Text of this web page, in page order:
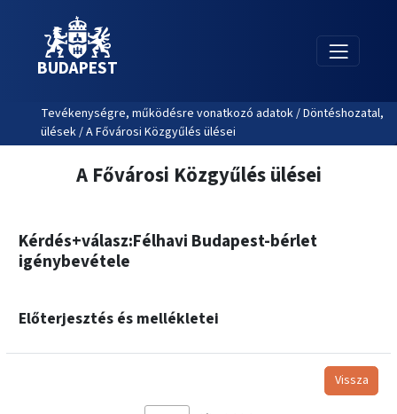
BUDAPEST
Tevékenységre, működésre vonatkozó adatok / Döntéshozatal,
ülések / A Fővárosi Közgyűlés ülései
A Fővárosi Közgyűlés ülései
Kérdés+válasz:Félhavi Budapest-bérlet
igénybevétele
Előterjesztés és mellékletei
Vissza